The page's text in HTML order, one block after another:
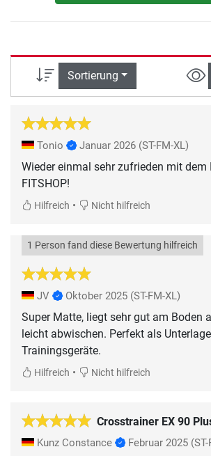
Sortierung
Tonio Januar 2026 (ST-FM-XL)
Wieder einmal sehr zufrieden mit dem
FITSHOP!
Hilfreich • Nicht hilfreich
1 Person fand diese Bewertung hilfreich
JV Oktober 2025 (ST-FM-XL)
Super Matte, liegt sehr gut am Boden
leicht abwischen. Perfekt als
Trainingsgeräte.
Hilfreich • Nicht hilfreich
Crosstrainer EX 90
Kunz Constance Februar 2025